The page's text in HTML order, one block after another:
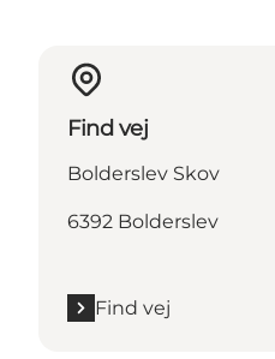
Find vej
Bolderslev Skov
6392 Bolderslev
Find vej